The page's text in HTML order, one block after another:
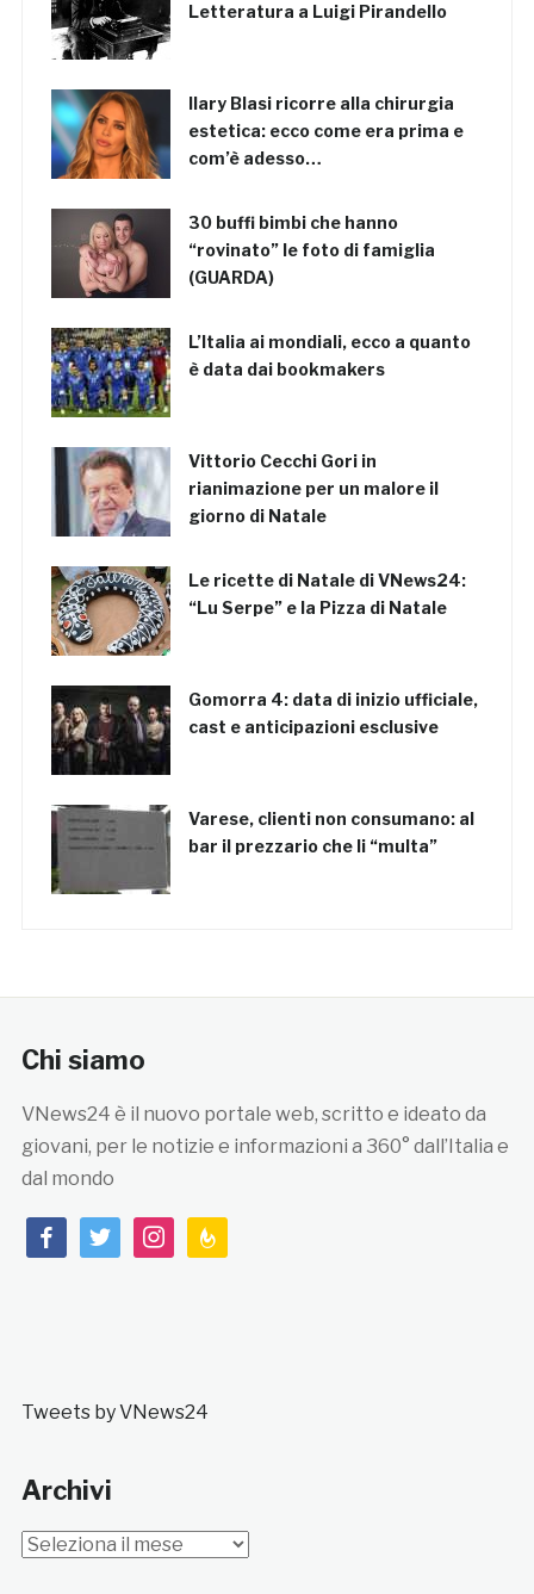
Letteratura a Luigi Pirandello
Ilary Blasi ricorre alla chirurgia
estetica: ecco come era prima e
com’è adesso…
30 buffi bimbi che hanno
“rovinato” le foto di famiglia
(GUARDA)
L’Italia ai mondiali, ecco a quanto
è data dai bookmakers
Vittorio Cecchi Gori in
rianimazione per un malore il
giorno di Natale
Le ricette di Natale di VNews24:
“Lu Serpe” e la Pizza di Natale
Gomorra 4: data di inizio ufficiale,
cast e anticipazioni esclusive
Varese, clienti non consumano: al
bar il prezzario che li “multa”
Chi siamo
VNews24 è il nuovo portale web, scritto e ideato da
giovani, per le notizie e informazioni a 360° dall’Italia e
dal mondo
facebooktwitterinstagramfeedburner
Tweets by VNews24
Archivi
Archivi